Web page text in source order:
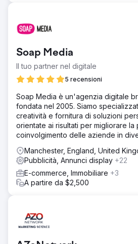
Soap Media
Il tuo partner nel digitale
5 recensioni
Soap Media è un'agenzia digitale
fondata nel 2005. Siamo
creatività e fornitura di soluzioni
orientate ai risultati per migliorare
coinvolgimento delle aziende in
Manchester, England, United
Pubblicità, Annunci display +22
E-commerce, Immobiliare +3
A partire da $2,500